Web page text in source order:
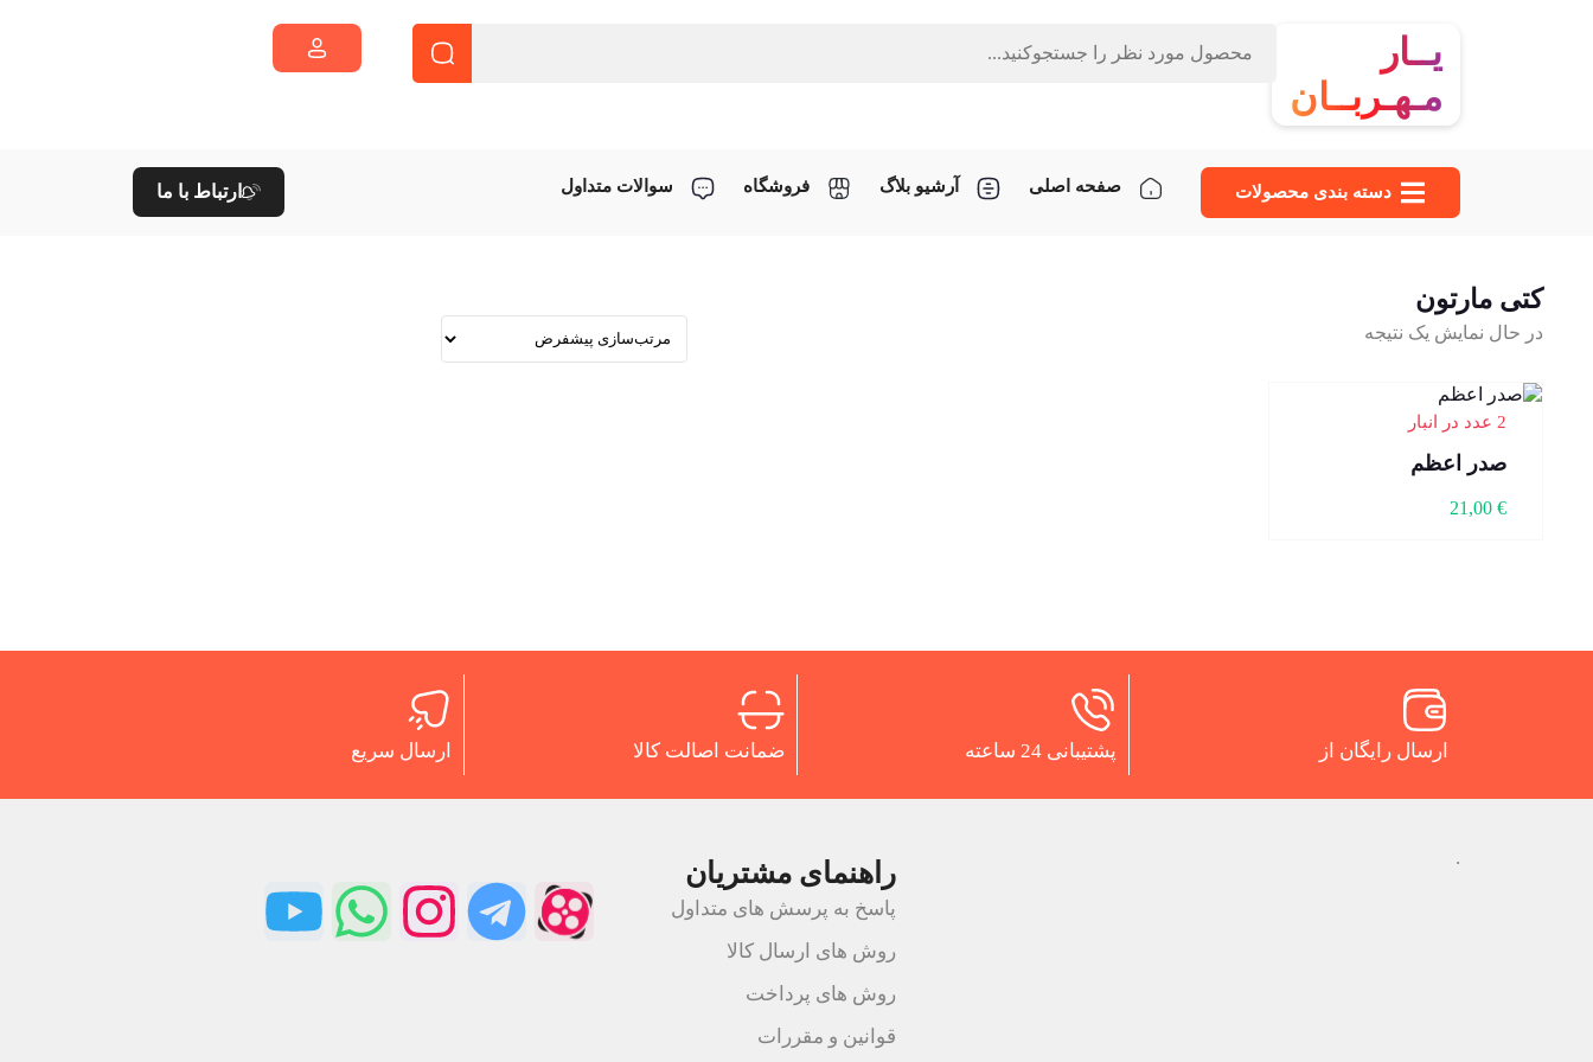
یــار
مـهـربــان
دسته‌ بندی محصولات صفحه اصلی آرشیو بلاگ فروشگاه سوالات متداول ارتباط با ما
کتی مارتون
در حال نمایش یک نتیجه
2 عدد در انبار
صدر اعظم
21,00 €
ارسال رایگان از پشتیبانی 24 ساعته ضمانت اصالت کالا ارسال سریع
. راهنمای مشتریان
پاسخ به پرسش های متداول
روش های ارسال کالا
روش های پرداخت
قوانین و مقررات